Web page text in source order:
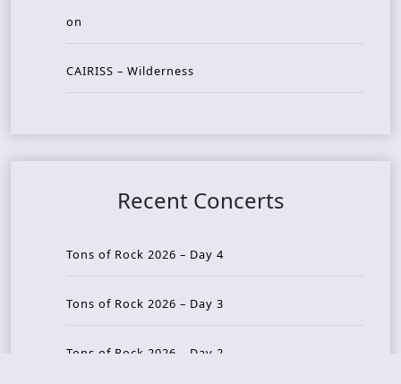
on
CAIRISS – Wilderness
Recent Concerts
Tons of Rock 2026 – Day 4
Tons of Rock 2026 – Day 3
Tons of Rock 2026 – Day 2